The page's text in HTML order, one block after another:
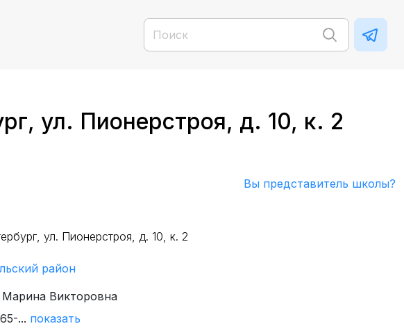
ул. Пионерстроя, д. 10, к. 2
Вы представитель школы?
ул. Пионерстроя, д. 10, к. 2
район
Марина Викторовна
... показать